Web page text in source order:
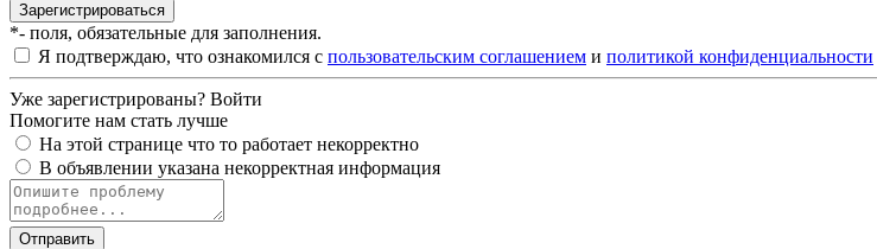
Зарегистрироваться
*- поля, обязательные для заполнения.
Я подтверждаю, что ознакомился с пользовательским соглашением и политикой конфиденциальности
Уже зарегистрированы? Войти
Помогите нам стать лучше
На этой странице что то работает некорректно
В объявлении указана некорректная информация
Отправить